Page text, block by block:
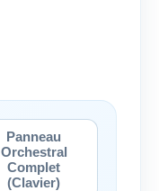
Panneau
Orchestral
Complet
(Clavier)